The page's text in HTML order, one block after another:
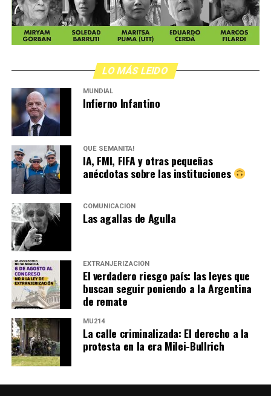
LO MÁS LEIDO
MUNDIAL
Infierno Infantino
QUÉ SEMANITA!
IA, FMI, FIFA y otras pequeñas
anécdotas sobre las instituciones
COMUNICACIÓN
Las agallas de Agulla
EXTRANJERIZACIÓN
El verdadero riesgo país: las leyes que
buscan seguir poniendo a la Argentina
de remate
MU214
La calle criminalizada: El derecho a la
protesta en la era Milei-Bullrich